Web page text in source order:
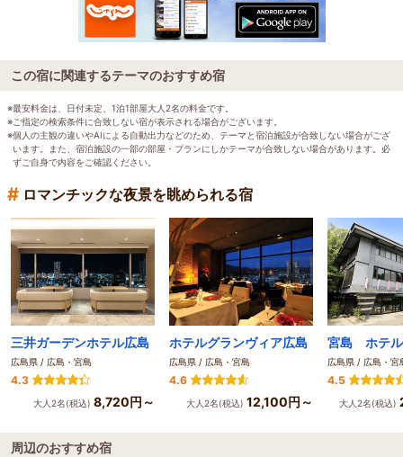
この宿に関連するテーマのおすすめ宿
※最安料金は、日付未定、1泊1部屋大人2名の料金です。
※ご指定の検索条件に合致しない宿が表示される場合がございます。
※個人の主観の違いやAIによる自動出力などのため、テーマと宿泊施設が合致しない場合がござ
います。また、宿泊施設の一部の部屋・プランにしかテーマが合致しない場合があります。必
ずご自身で内容をご確認ください。
# ロマンチックな夜景を眺められる宿
三井ガーデンホテル広島
広島県 / 広島・宮島
4.3
大人2名(税込) 8,720円～
ホテルグランヴィア広島
広島県 / 広島・宮島
4.6
大人2名(税込) 12,100円～
宮島 ホテル
広島県 / 広島・宮
4.5
大人2名(税込)
周辺のおすすめ宿